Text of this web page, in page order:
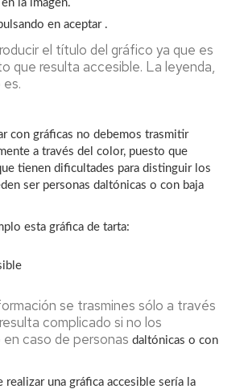
la imagen.
en aceptar .
el título del gráfico ya que es
que resulta accesible. La leyenda,
con gráficas no debemos trasmitir
a través del color, puesto que
tienen dificultades para distinguir los
ser personas daltónicas o con baja
esta gráfica de tarta:
se trasmines sólo a través
complicado si no los
caso de personas daltónicas o con
realizar una gráfica accesible sería la